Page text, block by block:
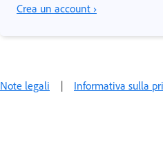
Crea un account ›
Note legali | Informativa sulla